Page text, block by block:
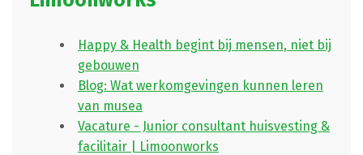
Happy & Health begint bij mensen, niet bij
gebouwen
Blog: Wat werkomgevingen kunnen leren
van musea
Vacature - Junior consultant huisvesting &
facilitair | Limoonworks